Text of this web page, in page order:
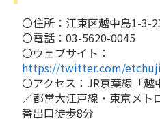
〇住所：江東区越中島1-3-
〇電話：03-5620-0045
〇ウェブサイト：
https://twitter.com/
〇アクセス：JR京葉線「
／都営大江戸線・東京メト
番出口徒歩8分